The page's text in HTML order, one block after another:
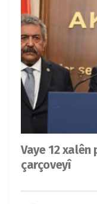
Vaye 12 xalên
çarçoveyî